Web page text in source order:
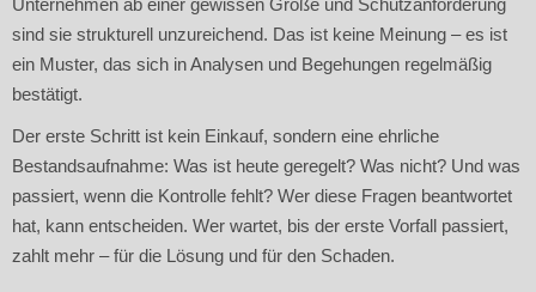
Unternehmen ab einer gewissen Größe und Schutzanforderung
sind sie strukturell unzureichend. Das ist keine Meinung – es ist
ein Muster, das sich in Analysen und Begehungen regelmäßig
bestätigt.
Der erste Schritt ist kein Einkauf, sondern eine ehrliche
Bestandsaufnahme: Was ist heute geregelt? Was nicht? Und was
passiert, wenn die Kontrolle fehlt? Wer diese Fragen beantwortet
hat, kann entscheiden. Wer wartet, bis der erste Vorfall passiert,
zahlt mehr – für die Lösung und für den Schaden.